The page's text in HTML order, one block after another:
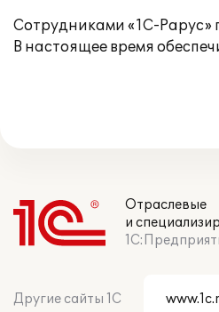
Сотрудниками «1С-Рарус»
В настоящее время
Отраслевые
и
Другие сайты 1С